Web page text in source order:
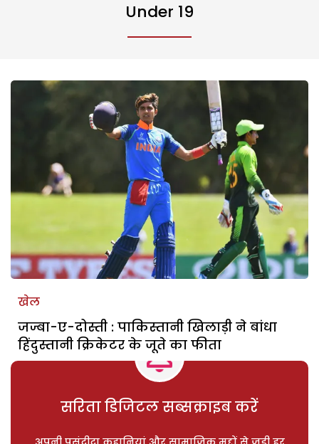
Under 19
खेल
जज्बा-ए-दोस्ती : पाकिस्तानी खिलाड़ी ने बांधा
हिंदुस्तानी क्रिकेटर के जूते का फीता
सरिता डिजिटल सब्सक्राइब करें